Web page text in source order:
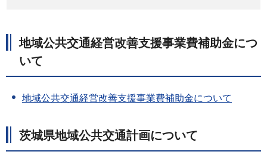
地域公共交通経営改善支援事業費補助金につ
いて
地域公共交通経営改善支援事業費補助金について
茨城県地域公共交通計画について